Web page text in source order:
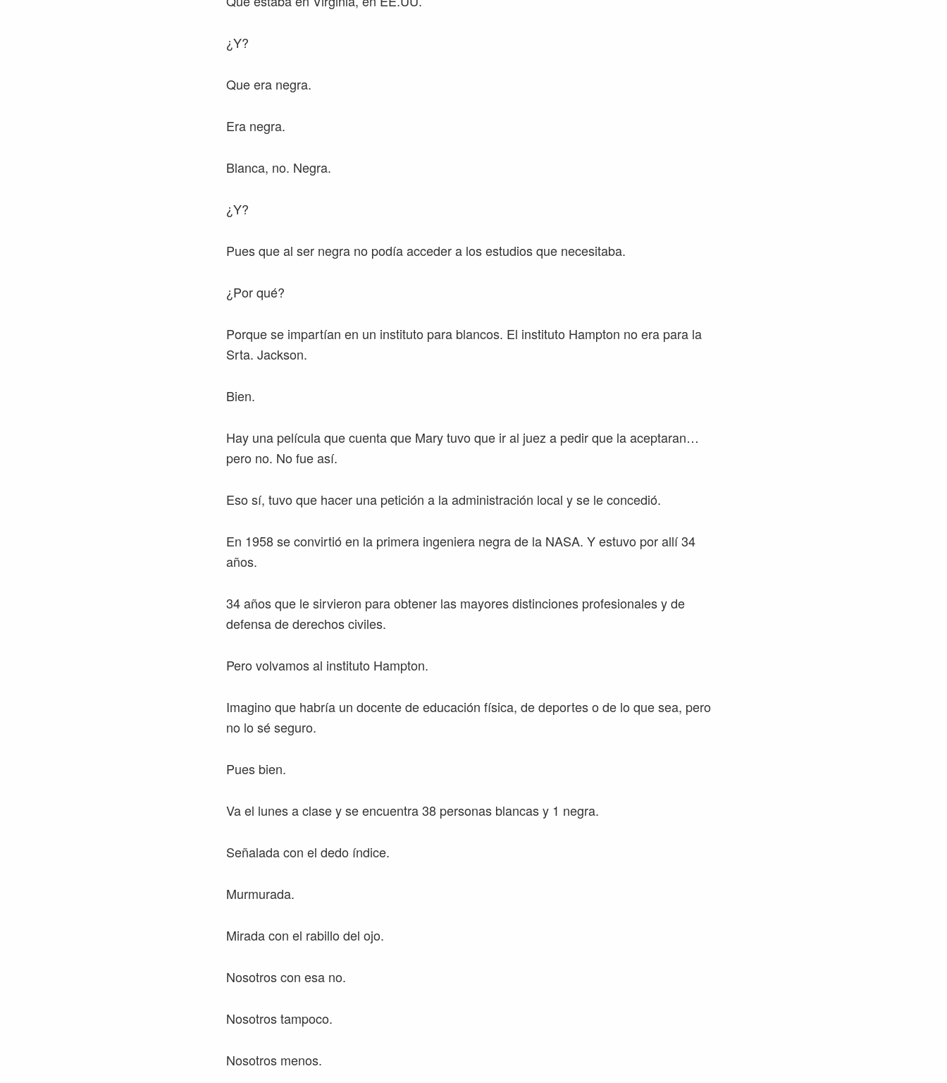
¿Y?
Que era negra.
Era negra.
Blanca, no. Negra.
¿Y?
Pues que al ser negra no podía acceder a los estudios que necesitaba.
¿Por qué?
Porque se impartían en un instituto para blancos. El instituto Hampton no era para la
Srta. Jackson.
Bien.
Hay una película que cuenta que Mary tuvo que ir al juez a pedir que la aceptaran…
pero no. No fue así.
Eso sí, tuvo que hacer una petición a la administración local y se le concedió.
En 1958 se convirtió en la primera ingeniera negra de la NASA. Y estuvo por allí 34
años.
34 años que le sirvieron para obtener las mayores distinciones profesionales y de
defensa de derechos civiles.
Pero volvamos al instituto Hampton.
Imagino que habría un docente de educación física, de deportes o de lo que sea, pero
no lo sé seguro.
Pues bien.
Va el lunes a clase y se encuentra 38 personas blancas y 1 negra.
Señalada con el dedo índice.
Murmurada.
Mirada con el rabillo del ojo.
Nosotros con esa no.
Nosotros tampoco.
Nosotros menos.